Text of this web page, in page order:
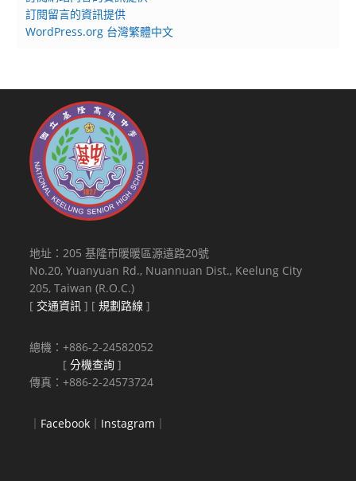
訂閱留言的資訊提供
WordPress.org 台灣繁體中文
地址：205 基隆市暖暖區源遠路20號
No.20, Yuanyuan Rd., Nuannuan Dist., Keelung City
205, Taiwan (R.O.C.)
[ 交通資訊 ] [規劃路線 ]
總機：+886-2-24582052
[分機查詢 ]
傳真：+886-2-24573724
｜ Facebook ｜ Instagram ｜